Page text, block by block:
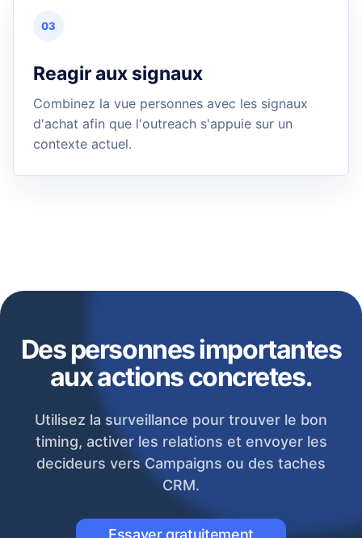
03
Reagir aux signaux
Combinez la vue personnes avec les signaux
d'achat afin que l'outreach s'appuie sur un
contexte actuel.
Des personnes importantes
aux actions concretes.
Utilisez la surveillance pour trouver le bon
timing, activer les relations et envoyer les
decideurs vers Campaigns ou des taches
CRM.
Essayer gratuitement